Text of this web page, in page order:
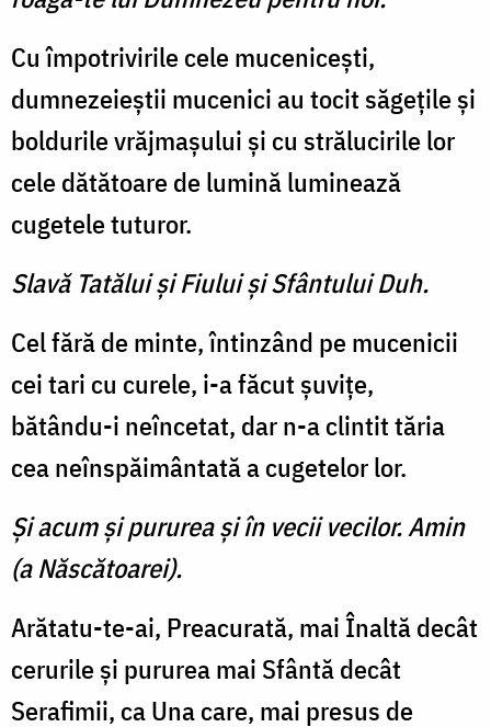
Cu împotrivirile cele muceniceşti,
dumnezeieştii mucenici au tocit săgeţile şi
boldurile vrăjmaşului şi cu strălucirile lor
cele dătătoare de lumină luminează
cugetele tuturor.
Slavă Tatălui şi Fiului şi Sfântului Duh.
Cel fără de minte, întinzând pe mucenicii
cei tari cu curele, i-a făcut şuviţe,
bătându-i neîncetat, dar n-a clintit tăria
cea neînspăimântată a cugetelor lor.
Şi acum şi pururea şi în vecii vecilor. Amin
(a Născătoarei).
Arătatu-te-ai, Preacurată, mai Înaltă decât
cerurile şi pururea mai Sfântă decât
Serafimii, ca Una care, mai presus de